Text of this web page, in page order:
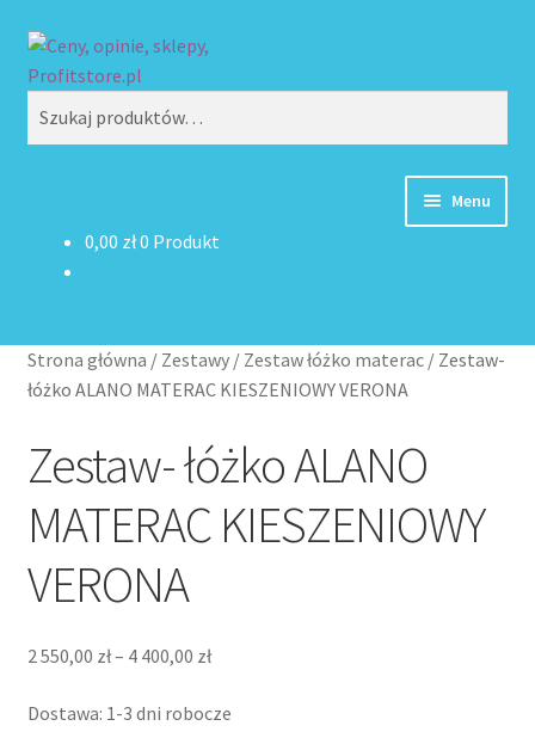
Przejdź
do
Przejdź
do
Szukaj
Menu
Strona główna
Dodaj Sklep
Kontakt
Koszyk
Moje konto
0,00 zł0 Produkt
Strona główna / Zestawy/ Zestaw łóżko materac/ Zestaw-
łóżko ALANO MATERAC KIESZENIOWY VERONA
Zestaw- łóżko ALANO
MATERAC KIESZENIOWY
VERONA
2 550,00 zł– 4 400,00 złZakres
od
Dostawa: 1-3 dni robocze